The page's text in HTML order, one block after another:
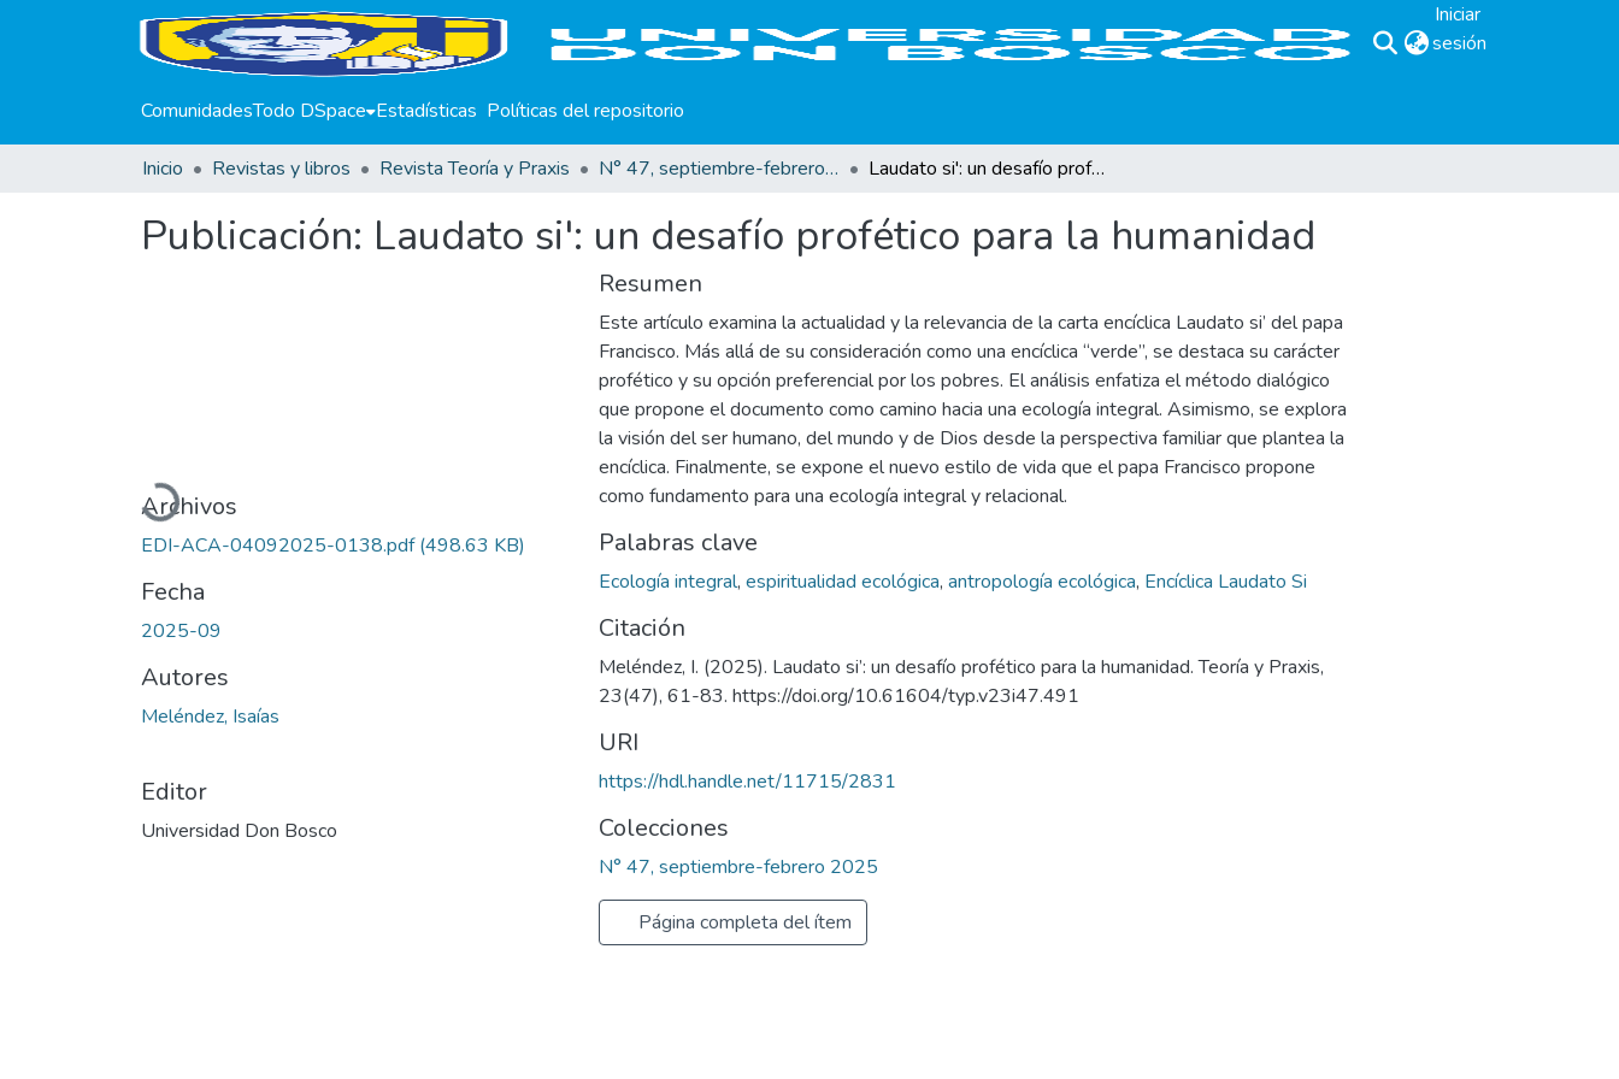
Iniciar
sesión
ComunidadesTodo DSpace Estadísticas Políticas del repositorio
Inicio Revistas y libros Revista Teoría y Praxis N° 47, septiembre-febrero 2025 Laudato si': un desafío profético para la humanidad
Publicación: Laudato si': un desafío profético para la humanidad
Cargando...
Archivos
EDI-ACA-04092025-0138.pdf(498.63 KB)
Fecha
2025-09
Autores
Meléndez, Isaías
Editor
Universidad Don Bosco
Resumen
Este artículo examina la actualidad y la relevancia de la carta encíclica Laudato si’ del papa
Francisco. Más allá de su consideración como una encíclica “verde”, se destaca su carácter
profético y su opción preferencial por los pobres. El análisis enfatiza el método dialógico
que propone el documento como camino hacia una ecología integral. Asimismo, se explora
la visión del ser humano, del mundo y de Dios desde la perspectiva familiar que plantea la
encíclica. Finalmente, se expone el nuevo estilo de vida que el papa Francisco propone
como fundamento para una ecología integral y relacional.
Palabras clave
Ecología integral, espiritualidad ecológica, antropología ecológica, Encíclica Laudato Si
Citación
Meléndez, I. (2025). Laudato si’: un desafío profético para la humanidad. Teoría y Praxis,
23(47), 61-83. https://doi.org/10.61604/typ.v23i47.491
URI
https://hdl.handle.net/11715/2831
Colecciones
N° 47, septiembre-febrero 2025
Página completa del ítem